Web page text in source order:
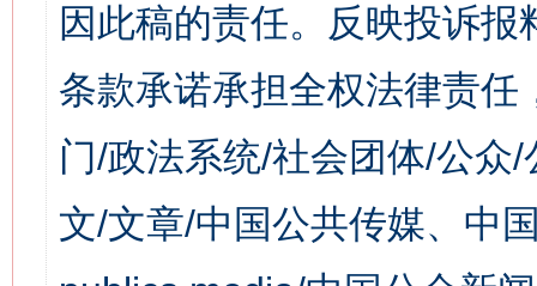
因此稿的责任。反映投诉
条款承诺承担全权法律责
门/政法系统/社会团体/公众
文/文章/中国公共传媒、中